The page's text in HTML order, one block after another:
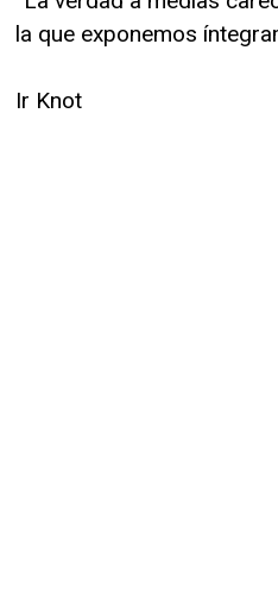
la que exponemos
Ir Knot